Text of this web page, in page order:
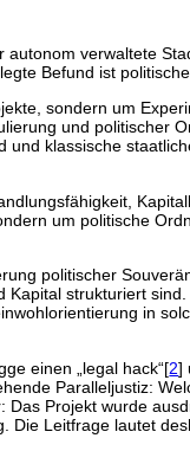
verwaltete
Befund ist
sondern um
und politischer
klassische
um politische
politischer
strukturiert
in
einen „legal hack“[2]
Paralleljustiz:
Projekt wurde
Leitfrage lautet